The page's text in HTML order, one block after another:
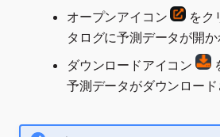
オープンアイコン
をク
タログに予測データが開か
ダウンロードアイコン
予測データがダウンロード